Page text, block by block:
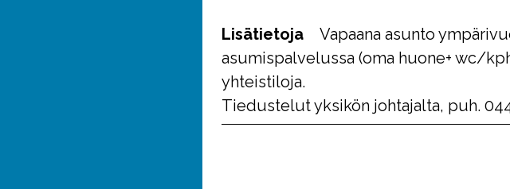
Lisätietoja
Vapaana asunto
asumispalvelussa (oma huone+ wc/
yhteistiloja.
Tiedustelut yksikön johtajalta, puh.